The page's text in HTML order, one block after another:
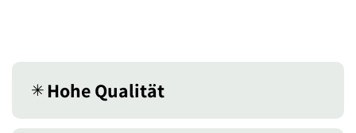
✳︎Hohe Qualität